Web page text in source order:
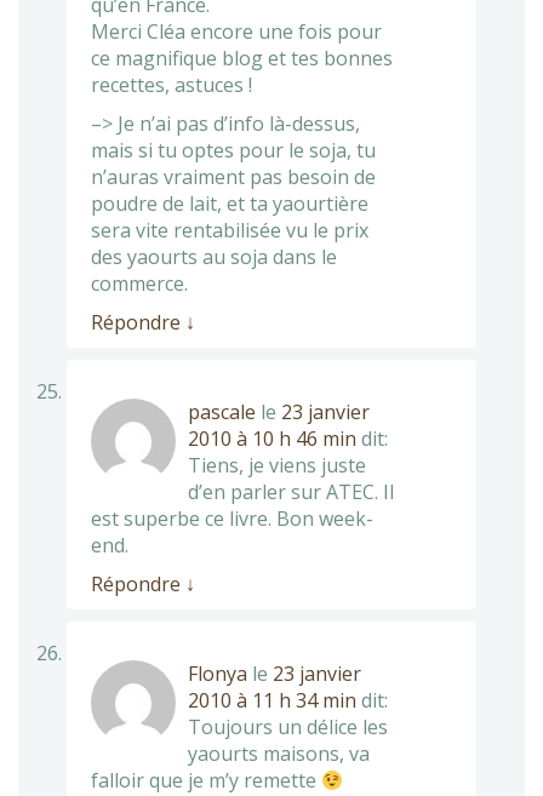
qu’en France.
Merci Cléa encore une fois pour
ce magnifique blog et tes bonnes
recettes, astuces !
–> Je n’ai pas d’info là-dessus,
mais si tu optes pour le soja, tu
n’auras vraiment pas besoin de
poudre de lait, et ta yaourtière
sera vite rentabilisée vu le prix
des yaourts au soja dans le
commerce.
Répondre ↓
pascale le 23 janvier
2010 à 10 h 46 min dit:
Tiens, je viens juste
d’en parler sur ATEC. Il
est superbe ce livre. Bon week-
end.
Répondre ↓
Flonya le 23 janvier
2010 à 11 h 34 min dit:
Toujours un délice les
yaourts maisons, va
falloir que je m’y remette